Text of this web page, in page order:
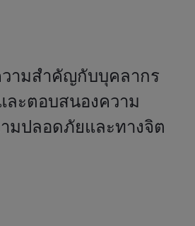
ามสำคัญกับบุคลากร
ละตอบสนองความ
มปลอดภัยและทางจิต